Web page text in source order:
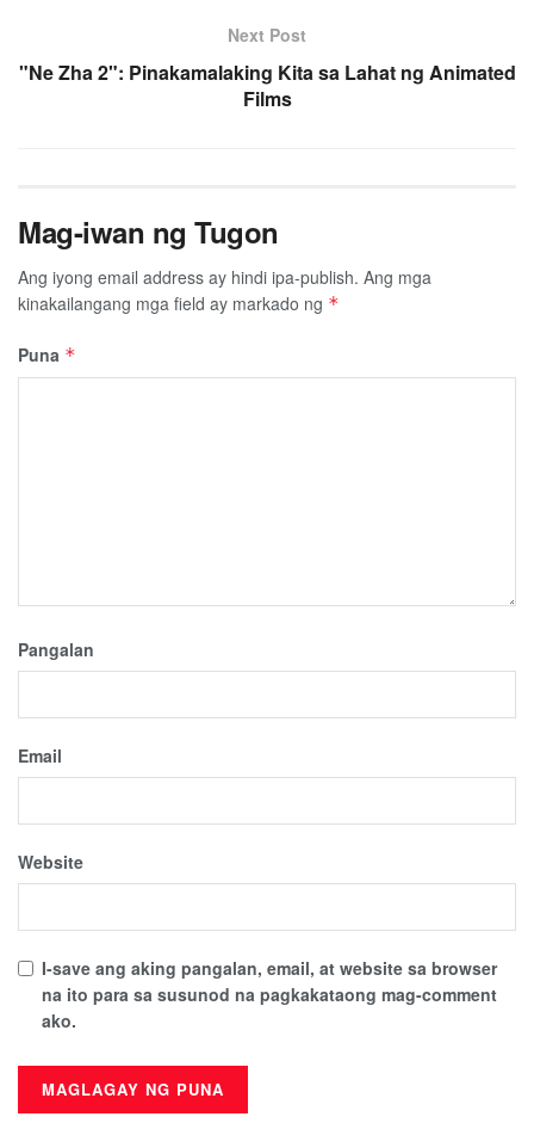
Next Post
"Ne Zha 2": Pinakamalaking Kita sa Lahat ng Animated
Films
Mag-iwan ng Tugon
Ang iyong email address ay hindi ipa-publish. Ang mga
kinakailangang mga field ay markado ng *
Puna *
Pangalan
Email
Website
I-save ang aking pangalan, email, at website sa browser
na ito para sa susunod na pagkakataong mag-comment
ako.